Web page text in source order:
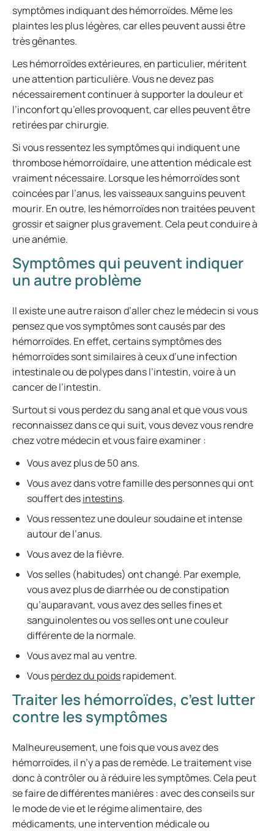
symptômes indiquant des hémorroïdes. Même les
plaintes les plus légères, car elles peuvent aussi être
très gênantes.
Les hémorroïdes extérieures, en particulier, méritent
une attention particulière. Vous ne devez pas
nécessairement continuer à supporter la douleur et
l’inconfort qu’elles provoquent, car elles peuvent être
retirées par chirurgie.
Si vous ressentez les symptômes qui indiquent une
thrombose hémorroïdaire, une attention médicale est
vraiment nécessaire. Lorsque les hémorroïdes sont
coincées par l’anus, les vaisseaux sanguins peuvent
mourir. En outre, les hémorroïdes non traitées peuvent
grossir et saigner plus gravement. Cela peut conduire à
une anémie.
Symptômes qui peuvent indiquer
un autre problème
Il existe une autre raison d’aller chez le médecin si vous
pensez que vos symptômes sont causés par des
hémorroïdes. En effet, certains symptômes des
hémorroïdes sont similaires à ceux d’une infection
intestinale ou de polypes dans l’intestin, voire à un
cancer de l’intestin.
Surtout si vous perdez du sang anal et que vous vous
reconnaissez dans ce qui suit, vous devez vous rendre
chez votre médecin et vous faire examiner :
Vous avez plus de 50 ans.
Vous avez dans votre famille des personnes qui ont
souffert desintestins.
Vous ressentez une douleur soudaine et intense
autour de l’anus.
Vous avez de la fièvre.
Vos selles (habitudes) ont changé. Par exemple,
vous avez plus de diarrhée ou de constipation
qu’auparavant, vous avez des selles fines et
sanguinolentes ou vos selles ont une couleur
différente de la normale.
Vous avez mal au ventre.
Vousperdez du poidsrapidement.
Traiter les hémorroïdes, c’est lutter
contre les symptômes
Malheureusement, une fois que vous avez des
hémorroïdes, il n’y a pas de remède. Le traitement vise
donc à contrôler ou à réduire les symptômes. Cela peut
se faire de différentes manières : avec des conseils sur
le mode de vie et le régime alimentaire, des
médicaments, une intervention médicale ou